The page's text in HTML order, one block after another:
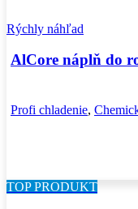
Rýchly náhľad
AlCore náplň do
Profi chladenie,
TOP PRODUKT